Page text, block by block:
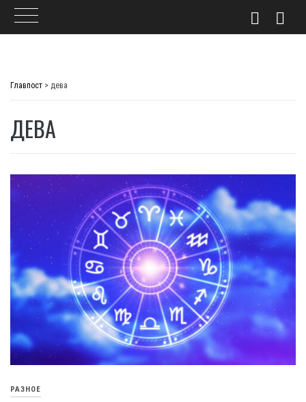
Главпост > дева
ДЕВА
РАЗНОЕ